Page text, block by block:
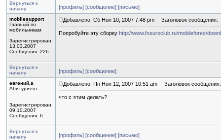
Вернуться к
началу
[профиль] [сообщение] [письмо]
mobilesupport
Главный по
мобильникам
Зарегистрирован:
13.03.2007
Сообщения: 226
Добавлено: Сб Ноя 10, 2007 7:48 pm Заголовок сообщения:
Попробуйте эту сборку http://www.fxeuroclub.ru/mobileforex/
Вернуться к
началу
[профиль] [сообщение]
евгений.а
Абитуриент
Зарегистрирован:
09.10.2007
Сообщения: 6
Добавлено: Пн Ноя 12, 2007 10:51 am Заголовок сообщения:
что с этим делать?
Вернуться к
началу
[профиль] [сообщение] [письмо]